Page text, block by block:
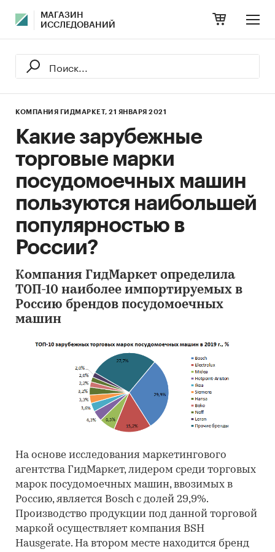
МАГАЗИН
ИССЛЕДОВАНИЙ
КОМПАНИЯ ГИДМАРКЕТ, 21 ЯНВАРЯ 2021
Какие зарубежные
торговые марки
посудомоечных машин
пользуются наибольшей
популярностью в
России?
Компания ГидМаркет определила
ТОП-10 наиболее импортируемых в
Россию брендов посудомоечных
машин
На основе исследования маркетингового
агентства ГидМаркет, лидером среди торговых
марок посудомоечных машин, ввозимых в
Россию, является Bosch с долей 29,9%.
Производство продукции под данной торговой
маркой осуществляет компания BSH
Hausgerate. На втором месте находится бренд